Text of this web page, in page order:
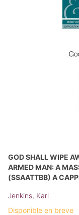
GOD SHALL WIPE
ARMED MAN: A
(SSAATTBB) A
Jenkins, Karl
Disponible en breve